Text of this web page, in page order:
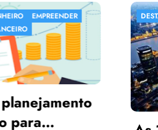
SAO PAULO TOP 10